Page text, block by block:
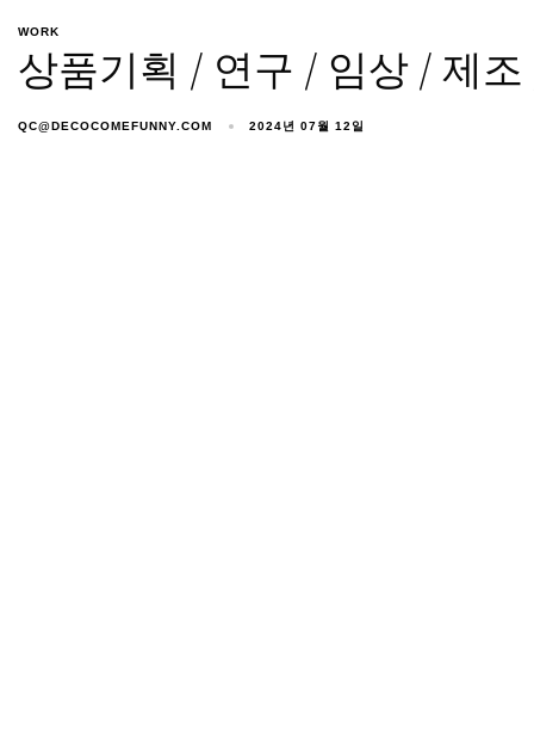
WORK
상품기획 / 연구 / 임상 / 제
QC@DECOCOMEFUNNY.COM 2024년 07월 12일